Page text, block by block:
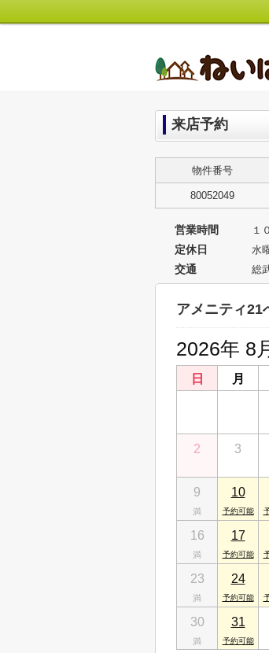
来店予約
物件番号
80052049
営業時間 １
定休日 水
交通 総
アメニティ21
2026年 8
日 月
2 3
9 10
16 17
23 24
30 31